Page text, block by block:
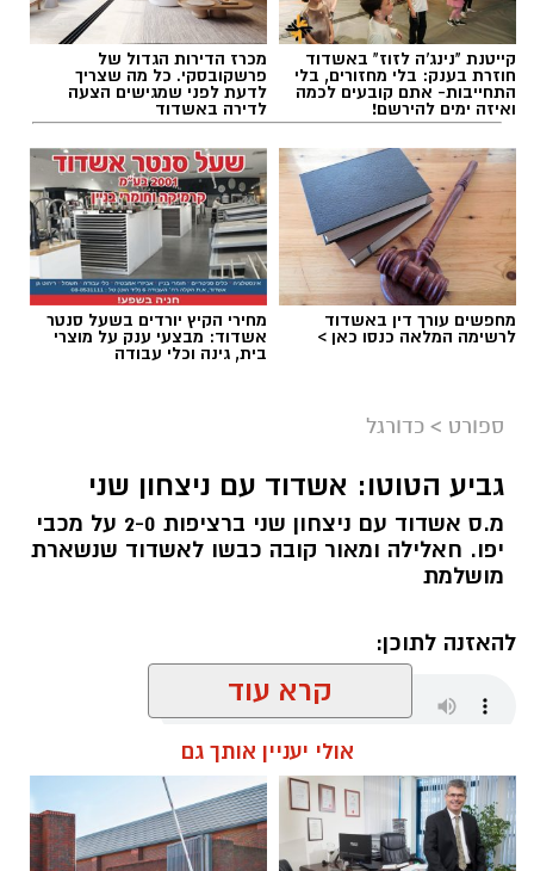
תגים:מכבי אשדוד, אוגסטין רביט
אולם הקריה
העולה החדשה מכבי אשדוד, ממשיכה לעבוד
בצורה נהדרת בקיץ הנוכחי ובונה את הסגל החדש
הקבוצה החתימה זר רביעי לסגל, מדובר על הסנטר
הוותיק הסנטר אוגוסטין רוביט.
רוביט (36, 2.03 מ'), שחקן הפנים האמריקני שיכול
לשחק בשתי עמדות הפנים מוכר היטב לאוהדי
הכדורסל באירופה ורשם קריירה מפוארת במהלכה
שיחק בין היתר בשורות אולם, באמברג,
קייטנת "נינג'ה לזוז" באשדוד
חוזרת בענק: בלי מחזורים, בלי
התחייבות- אתם קובעים לכמה
ואיזה ימים להירשם!
מכרז הדירות הגדול של
פרשקובסקי. כל מה שצריך
לדעת לפני שמגישים הצעה
לדירה באשדוד
מחפשים עורך דין באשדוד
לרשימה המלאה כנסו כאן >
מחירי הקיץ יורדים בשעל סנטר
אשדוד: מבצעי ענק על מוצרי
בית, גינה וכלי עבודה
ספורט > כדורגל
גביע הטוטו: אשדוד עם ניצחון שני
מ.ס אשדוד עם ניצחון שני ברציפות 2-0 על מכבי
יפו. חאלילה ומאור קובה כבשו לאשדוד שנשארת
מושלמת
להאזנה לתוכן:
שחר כחלון / 22:32 03.08.26
קרא עוד
אולי יעניין אותך גם